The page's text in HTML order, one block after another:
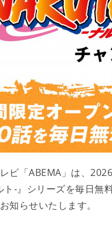
ビ「ABEMA」は、
ト-』シリーズを毎日
知らせいたします。